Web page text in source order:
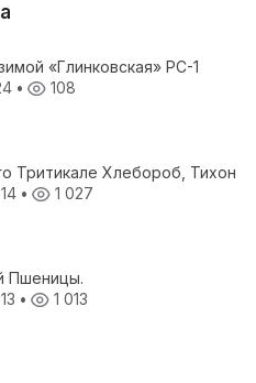
«Глинковская» РС-1
• 108
Тритикале Хлебороб, Тихон
• 1 027
Пшеницы.
• 1 013